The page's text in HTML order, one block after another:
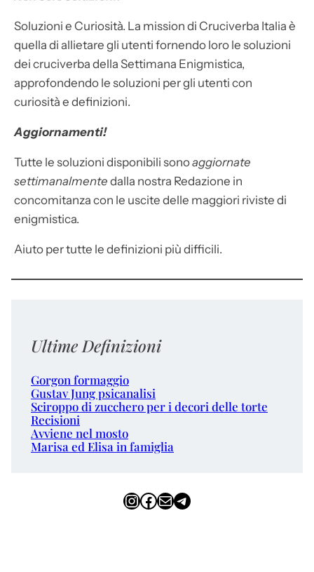
Soluzioni e Curiosità. La mission di Cruciverba Italia è
quella di allietare gli utenti fornendo loro le soluzioni
dei cruciverba della Settimana Enigmistica,
approfondendo le soluzioni per gli utenti con
curiosità e definizioni.
Aggiornamenti!
Tutte le soluzioni disponibili sonoaggiornate
settimanalmente dalla nostra Redazione in
concomitanza con le uscite delle maggiori riviste di
enigmistica.
Aiuto per tutte le definizioni più difficili.
Ultime Definizioni
Gorgon formaggio
Gustav Jung psicanalisi
Sciroppo di zucchero per i decori delle torte
Recisioni
Avviene nel mosto
Marisa ed Elisa in famiglia
InstagramFacebook Email Telegram